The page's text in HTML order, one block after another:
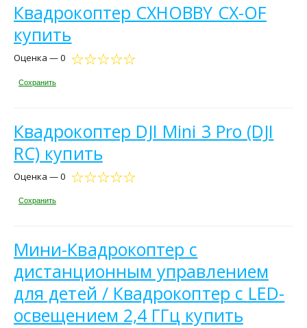
Квадрокоптер CXHOBBY CX-OF
купить
Оценка — 0
Сохранить
Квадрокоптер DJI Mini 3 Pro (DJI
RC) купить
Оценка — 0
Сохранить
Мини-Квадрокоптер с
дистанционным управлением
для детей / Квадрокоптер с LED-
освещением 2,4 ГГц купить